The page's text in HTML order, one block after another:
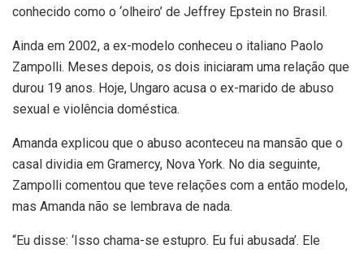
conhecido como o ‘olheiro’ de Jeffrey Epstein no Brasil.
Ainda em 2002, a ex-modelo conheceu o italiano Paolo
Zampolli. Meses depois, os dois iniciaram uma relação que
durou 19 anos. Hoje, Ungaro acusa o ex-marido de abuso
sexual e violência doméstica.
Amanda explicou que o abuso aconteceu na mansão que o
casal dividia em Gramercy, Nova York. No dia seguinte,
Zampolli comentou que teve relações com a então modelo,
mas Amanda não se lembrava de nada.
“Eu disse: ‘Isso chama-se estupro. Eu fui abusada’. Ele